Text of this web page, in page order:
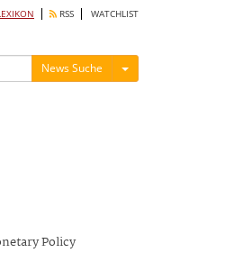
RSS WATCHLIST
News Suche Menü ein-/ausblenden
Policy